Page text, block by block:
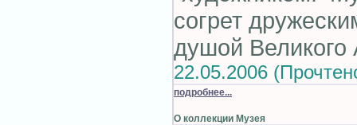
согрет
душой Великого
22.05.2006
подробнее...
О коллекции Музея